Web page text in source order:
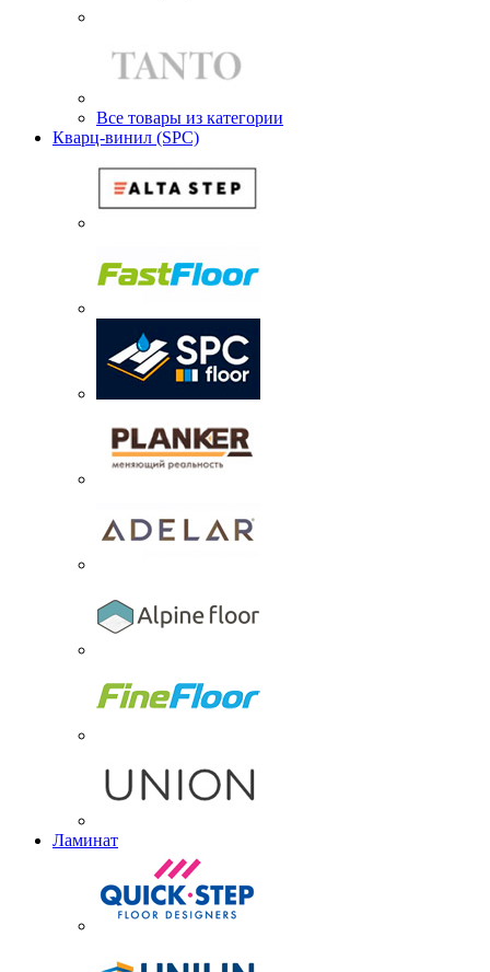
Все товары из категории
Кварц-винил (SPC)
Ламинат